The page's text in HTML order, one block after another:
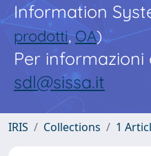
Information
prodotti,OA)
Per
sdl@sissa.it
IRIS Collections 1